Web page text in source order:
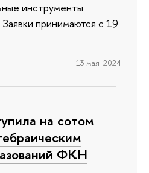
инструменты
Заявки принимаются с 19
13 мая 2024
на сотом
ФКН